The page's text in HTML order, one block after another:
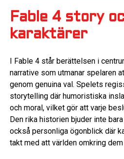
Fable 4 story
karaktärer
I Fable 4 står berättelsen i
narrative som utmanar spelaren
genom genuina val. Spelets
storytelling där humoristiska
och moral, vilket gör att varje
Den rika historien bjuder inte
också personliga ögonblick där
takt med att världen omkring